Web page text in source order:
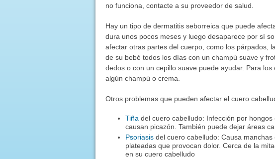
no funciona, contacte a su proveedor de salud.
Hay un tipo de dermatitis seborreica que puede
dura unos pocos meses y luego desaparece por sí
afectar otras partes del cuerpo, como los párpados,
de su bebé todos los días con un champú suave y
dedos o con un cepillo suave puede ayudar. Para
algún champú o crema.
Otros problemas que pueden afectar el cuero
Tiña del cuero cabelludo: Infección por
causan picazón. También puede dejar áreas
Psoriasisdel cuero cabelludo: Causa
plateadas que provocan dolor. Cerca de la
en su cuero cabelludo